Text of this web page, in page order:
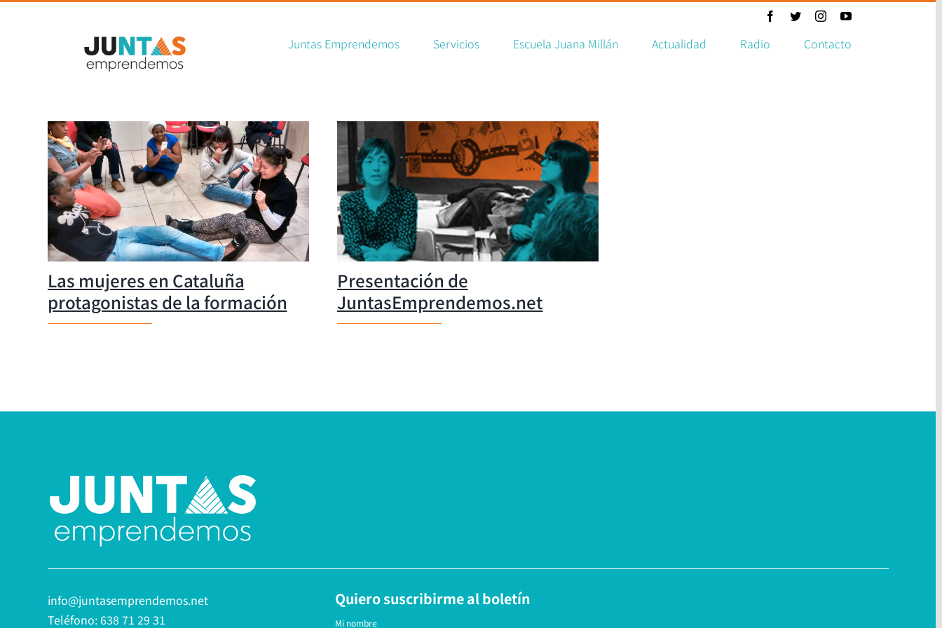
Facebook
TwitterInstagramYouTube
Juntas Emprendemos
Servicios Escuela Juana Millán Actualidad Radio Contacto
Las mujeres en Cataluña
protagonistas de la formación
Presentación de
JuntasEmprendemos.net
info@juntasemprendemos.net
Teléfono: 638 71 29 31
Quiero suscribirme al boletín
Mi nombre